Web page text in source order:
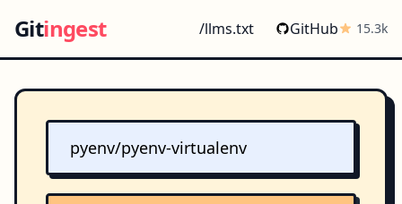
Gitingest /llms.txt GitHub 15.3k